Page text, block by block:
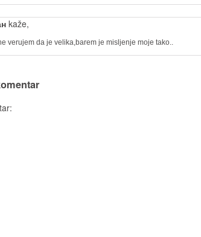
kaže,
verujem da je velika,barem je misljenje moje tako..